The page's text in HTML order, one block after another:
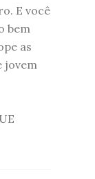
E você
bem
as
jovem